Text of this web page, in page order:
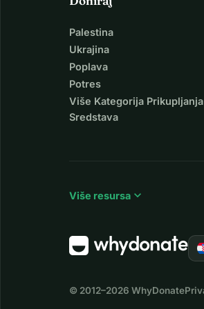
Palestina
Ukrajina
Poplava
Potres
Više Kategorija Prikupljanja
Sredstava
Više resursa expand_more
© 2012–2026 WhyDonate